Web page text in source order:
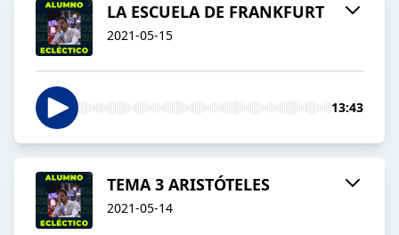
LA ESCUELA DE FRANKFURT
2021-05-15
13:43
TEMA 3 ARISTÓTELES
2021-05-14